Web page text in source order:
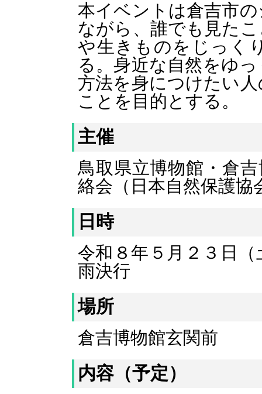
本イベントは倉吉市
ながら、誰でも見た
や生きものをじっく
る。身近な自然をゆ
方法を身につけたい
ことを目的とする。
主催
鳥取県立博物館・倉
絡会 （日本自然保護協
日時
令和８年５月２３日
雨決行
場所
倉吉博物館玄関前
内容（予定）